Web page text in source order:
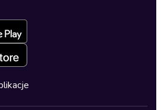
nielegalnych treści
i bibliotek